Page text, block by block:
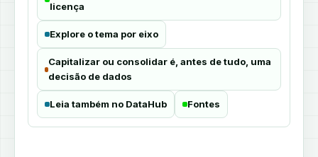
licença
Explore o tema por eixo
Capitalizar ou consolidar é, antes de tudo, uma
decisão de dados
Leia também no DataHub Fontes